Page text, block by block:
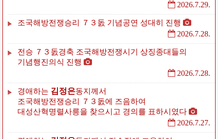
2026.7.29.
조국해방전쟁승리 ７３돐 기념공연 성대히 진행
2026.7.28.
전승 ７３돐경축 조국해방전쟁시기
상징종대들의
기념행진의식 진행
2026.7.28.
경애하는 김정은동지께서
조국해방전쟁승리
７３돐에
즈음하여
대성산혁명렬사릉을 찾으시고 경의를 표하시였다
2026.7.27.